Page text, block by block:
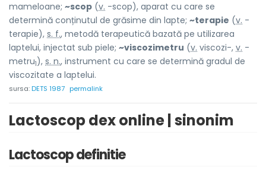
mameloane; ~scop (v. -scop), aparat cu care se
determină conținutul de grăsime din lapte; ~terapie (v. -
terapie), s. f., metodă terapeutică bazată pe utilizarea
laptelui, injectat sub piele; ~viscozimetru (v. viscozi-, v. -
metru1), s. n., instrument cu care se determină gradul de
viscozitate a laptelui.
sursa:DETS 1987 permalink
Lactoscop dex online | sinonim
Lactoscop definitie